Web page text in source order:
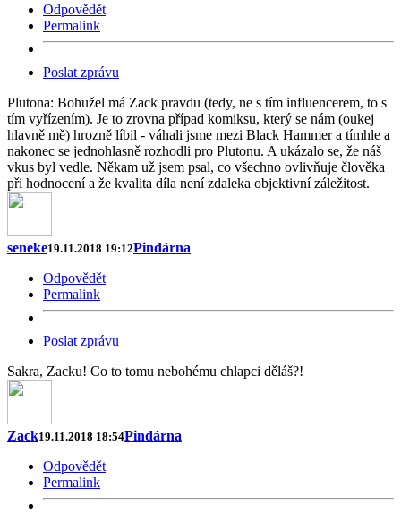
Odpovědět
Permalink
Poslat zprávu
Plutona: Bohužel má Zack pravdu (tedy, ne s tím influencerem, to s
tím vyřízením). Je to zrovna případ komiksu, který se nám (oukej
hlavně mě) hrozně líbil - váhali jsme mezi Black Hammer a tímhle a
nakonec se jednohlasně rozhodli pro Plutonu. A ukázalo se, že náš
vkus byl vedle. Někam už jsem psal, co všechno ovlivňuje člověka
při hodnocení a že kvalita díla není zdaleka objektivní záležitost.
seneke19.11.2018 19:12Pindárna
Odpovědět
Permalink
Poslat zprávu
Sakra, Zacku! Co to tomu nebohému chlapci děláš?!
Zack19.11.2018 18:54Pindárna
Odpovědět
Permalink